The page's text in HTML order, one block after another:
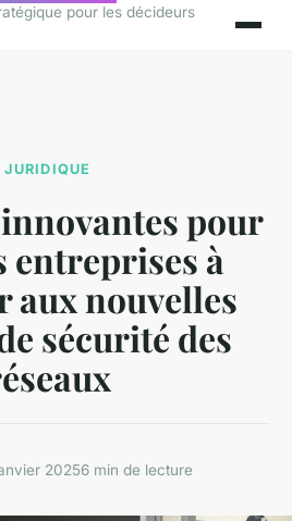
pour les décideurs
JURIDIQUE
pour
entreprises à
aux nouvelles
sécurité des
20256 min de lecture